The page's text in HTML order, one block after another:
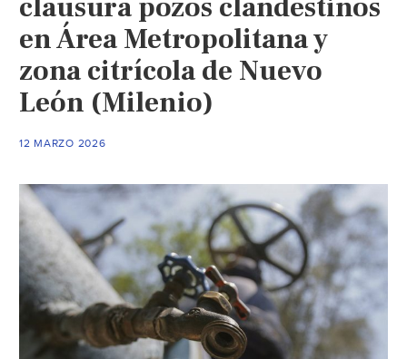
León
(El
Sol
clausura pozos clandestinos
en Área Metropolitana y
zona citrícola de Nuevo
León (Milenio)
12 MARZO 2026